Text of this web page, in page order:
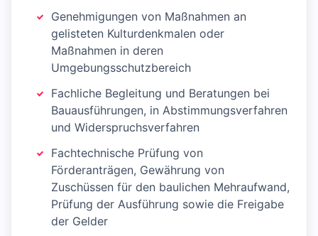
Genehmigungen von Maßnahmen an
gelisteten Kulturdenkmalen oder
Maßnahmen in deren
Umgebungsschutzbereich
Fachliche Begleitung und Beratungen bei
Bauausführungen, in Abstimmungsverfahren
und Widerspruchsverfahren
Fachtechnische Prüfung von
Förderanträgen, Gewährung von
Zuschüssen für den baulichen Mehraufwand,
Prüfung der Ausführung sowie die Freigabe
der Gelder